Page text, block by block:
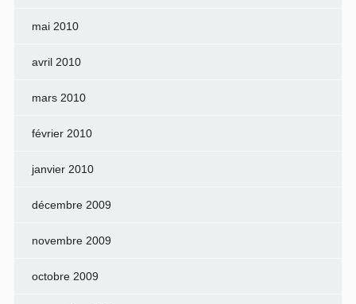
mai 2010
avril 2010
mars 2010
février 2010
janvier 2010
décembre 2009
novembre 2009
octobre 2009